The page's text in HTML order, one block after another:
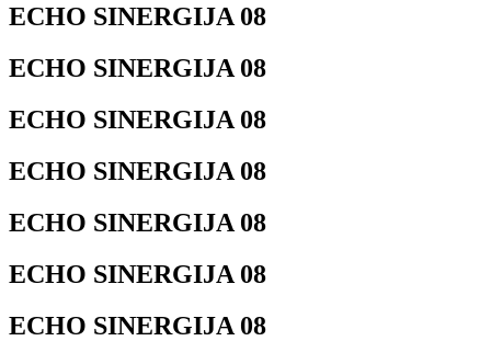
ECHO SINERGIJA 08
ECHO SINERGIJA 08
ECHO SINERGIJA 08
ECHO SINERGIJA 08
ECHO SINERGIJA 08
ECHO SINERGIJA 08
ECHO SINERGIJA 08